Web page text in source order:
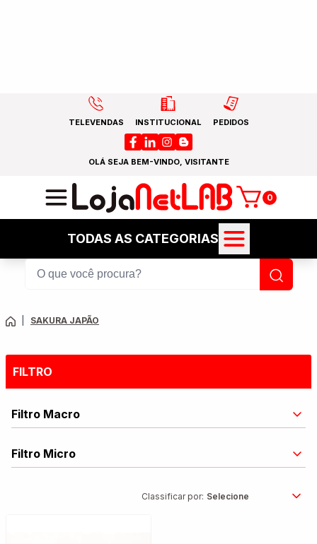
TELEVENDAS INSTITUCIONAL PEDIDOS
OLÁ SEJA BEM-VINDO, VISITANTE
0
TODAS AS CATEGORIAS
SAKURA JAPÃO
FILTRO
Filtro Macro
Filtro Micro
Classificar por: